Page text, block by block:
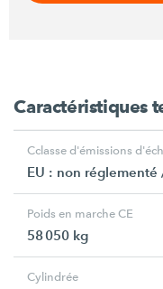
Caractéristiques
Cclasse d'émissions
EU : non réglementé
Poids en marche CE
58 050 kg
Cylindrée